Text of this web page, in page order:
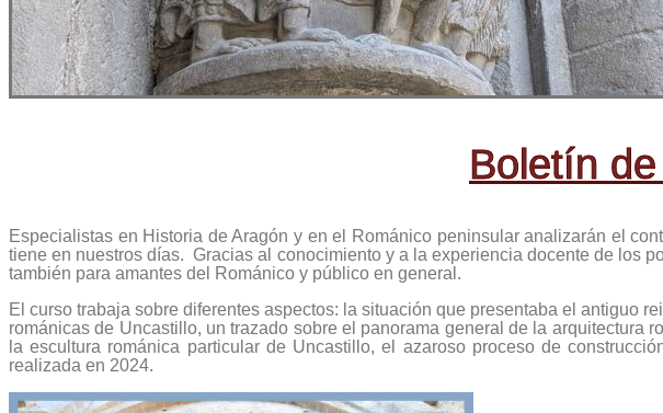
Boletín
Especialistas en Historia de Aragón y en el Románico peninsular analizarán el
tiene en nuestros días. Gracias al conocimiento y a la experiencia docente de los
también para amantes del Románico y público en general.
El curso trabaja sobre diferentes aspectos: la situación que presentaba el antiguo
románicas de Uncastillo, un trazado sobre el panorama general de la arquitectura
la escultura románica particular de Uncastillo, el azaroso proceso de
realizada en 2024.